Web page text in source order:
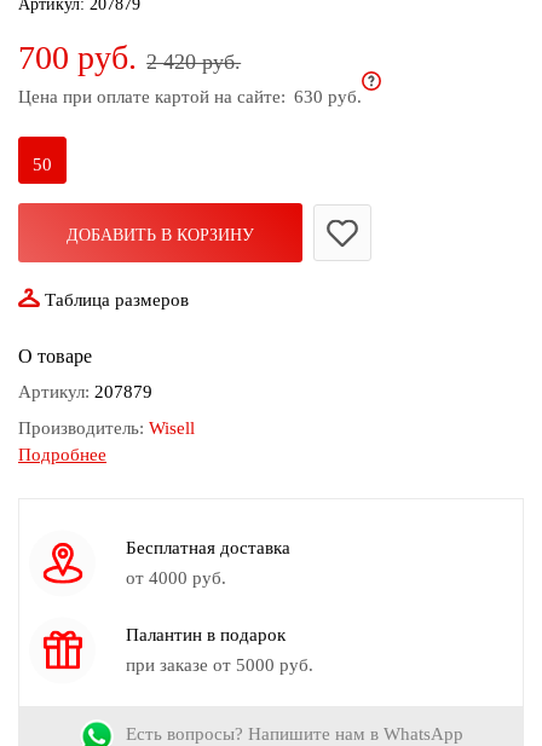
Белье
и
Одежда
Артикул: 207879
700 руб. 2 420 руб.
Цена при оплате картой на сайте: 630 руб.
50
ДОБАВИТЬ В КОРЗИНУ
Таблица размеров
О товаре
Артикул: 207879
Производитель: Wisell
Состав:Шерсть 80%, Акрил 20%
Страна производства:Россия
Подробнее
Бесплатная доставка
от 4000 руб.
Палантин в подарок
при заказе от 5000 руб.
Есть вопросы? Напишите нам в WhatsApp